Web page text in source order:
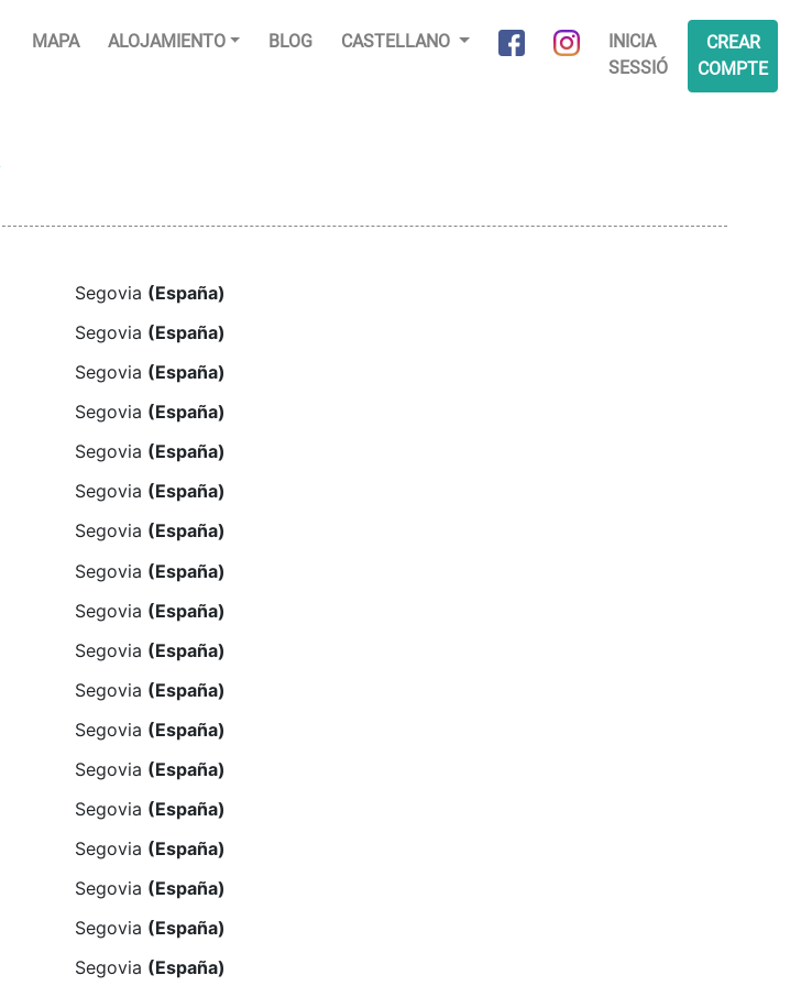
MAPA ALOJAMIENTO BLOG CASTELLANO
INICIA
SESSIÓ
CREAR
COMPTE
Segovia (España)
Segovia (España)
Segovia (España)
Segovia (España)
Segovia (España)
Segovia (España)
Segovia (España)
Segovia (España)
Segovia (España)
Segovia (España)
Segovia (España)
Segovia (España)
Segovia (España)
Segovia (España)
Segovia (España)
Segovia (España)
Segovia (España)
Segovia (España)